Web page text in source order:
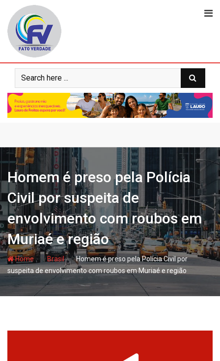
content
Homem é preso pela Polícia
Civil por suspeita de
envolvimento com roubos em
Muriaé e região
Home- hjBrasil- hjHomem é preso pela Polícia Civil por
suspeita de envolvimento com roubos em Muriaé e região